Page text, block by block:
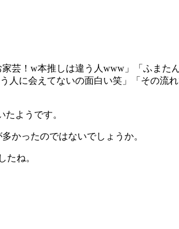
芸！w本推しは違う人www」「ふまた
に会えてないの面白い笑」「その流
ようです。
かったのではないでしょうか。
たね。